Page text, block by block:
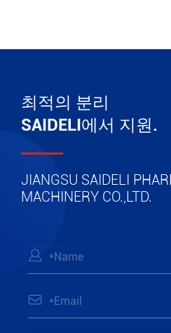
최적의 분리
SAIDELI에서 지원.
JIANGSU SAIDELI
MACHINERY CO.,LTD.

